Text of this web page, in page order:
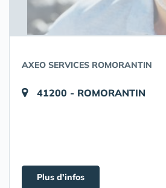
AXEO SERVICES ROMORANTIN
41200 - ROMORANTIN
Plus d'infos